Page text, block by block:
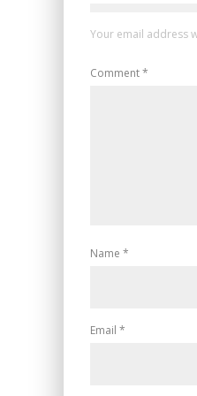
Your email address
Comment*
Name *
Email *